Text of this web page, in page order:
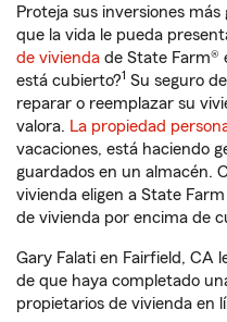
Proteja sus inversiones
que la vida le pueda
de vivienda de State Farm®
está cubierto?1 Su seguro
reparar o reemplazar su
valora. La propiedad
vacaciones, está haciendo
guardados en un almacén.
vivienda eligen a State
de vivienda por encima de
Gary Falati en Fairfield, CA
de que haya completado
propietarios de vivienda en